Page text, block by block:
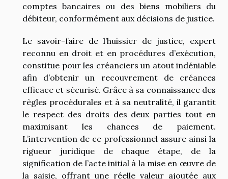
comptes bancaires ou des biens mobiliers du
débiteur, conformément aux décisions de justice.
Le savoir-faire de l’huissier de justice, expert
reconnu en droit et en procédures d’exécution,
constitue pour les créanciers un atout indéniable
afin d’obtenir un recouvrement de créances
efficace et sécurisé. Grâce à sa connaissance des
règles procédurales et à sa neutralité, il garantit
le respect des droits des deux parties tout en
maximisant les chances de paiement.
L’intervention de ce professionnel assure ainsi la
rigueur juridique de chaque étape, de la
signification de l’acte initial à la mise en œuvre de
la saisie, offrant une réelle valeur ajoutée aux